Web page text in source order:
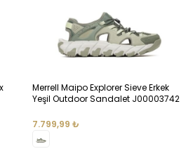
Merrell Maipo Explorer Sieve Erkek
Yeşil Outdoor Sandalet J00003742
7.799,99 ₺